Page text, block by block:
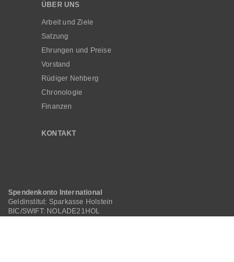
ÜBER UNS
Arbeit und Ziele
Satzung
Ehrungen und Preise
Vorstand
Rüdiger Nehberg
Chronologie
Finanzen
KONTAKT
Spendenkonto International
Geldinstitut: Sparkasse Holstein
BIC/SWIFT: NOLADE21HOL